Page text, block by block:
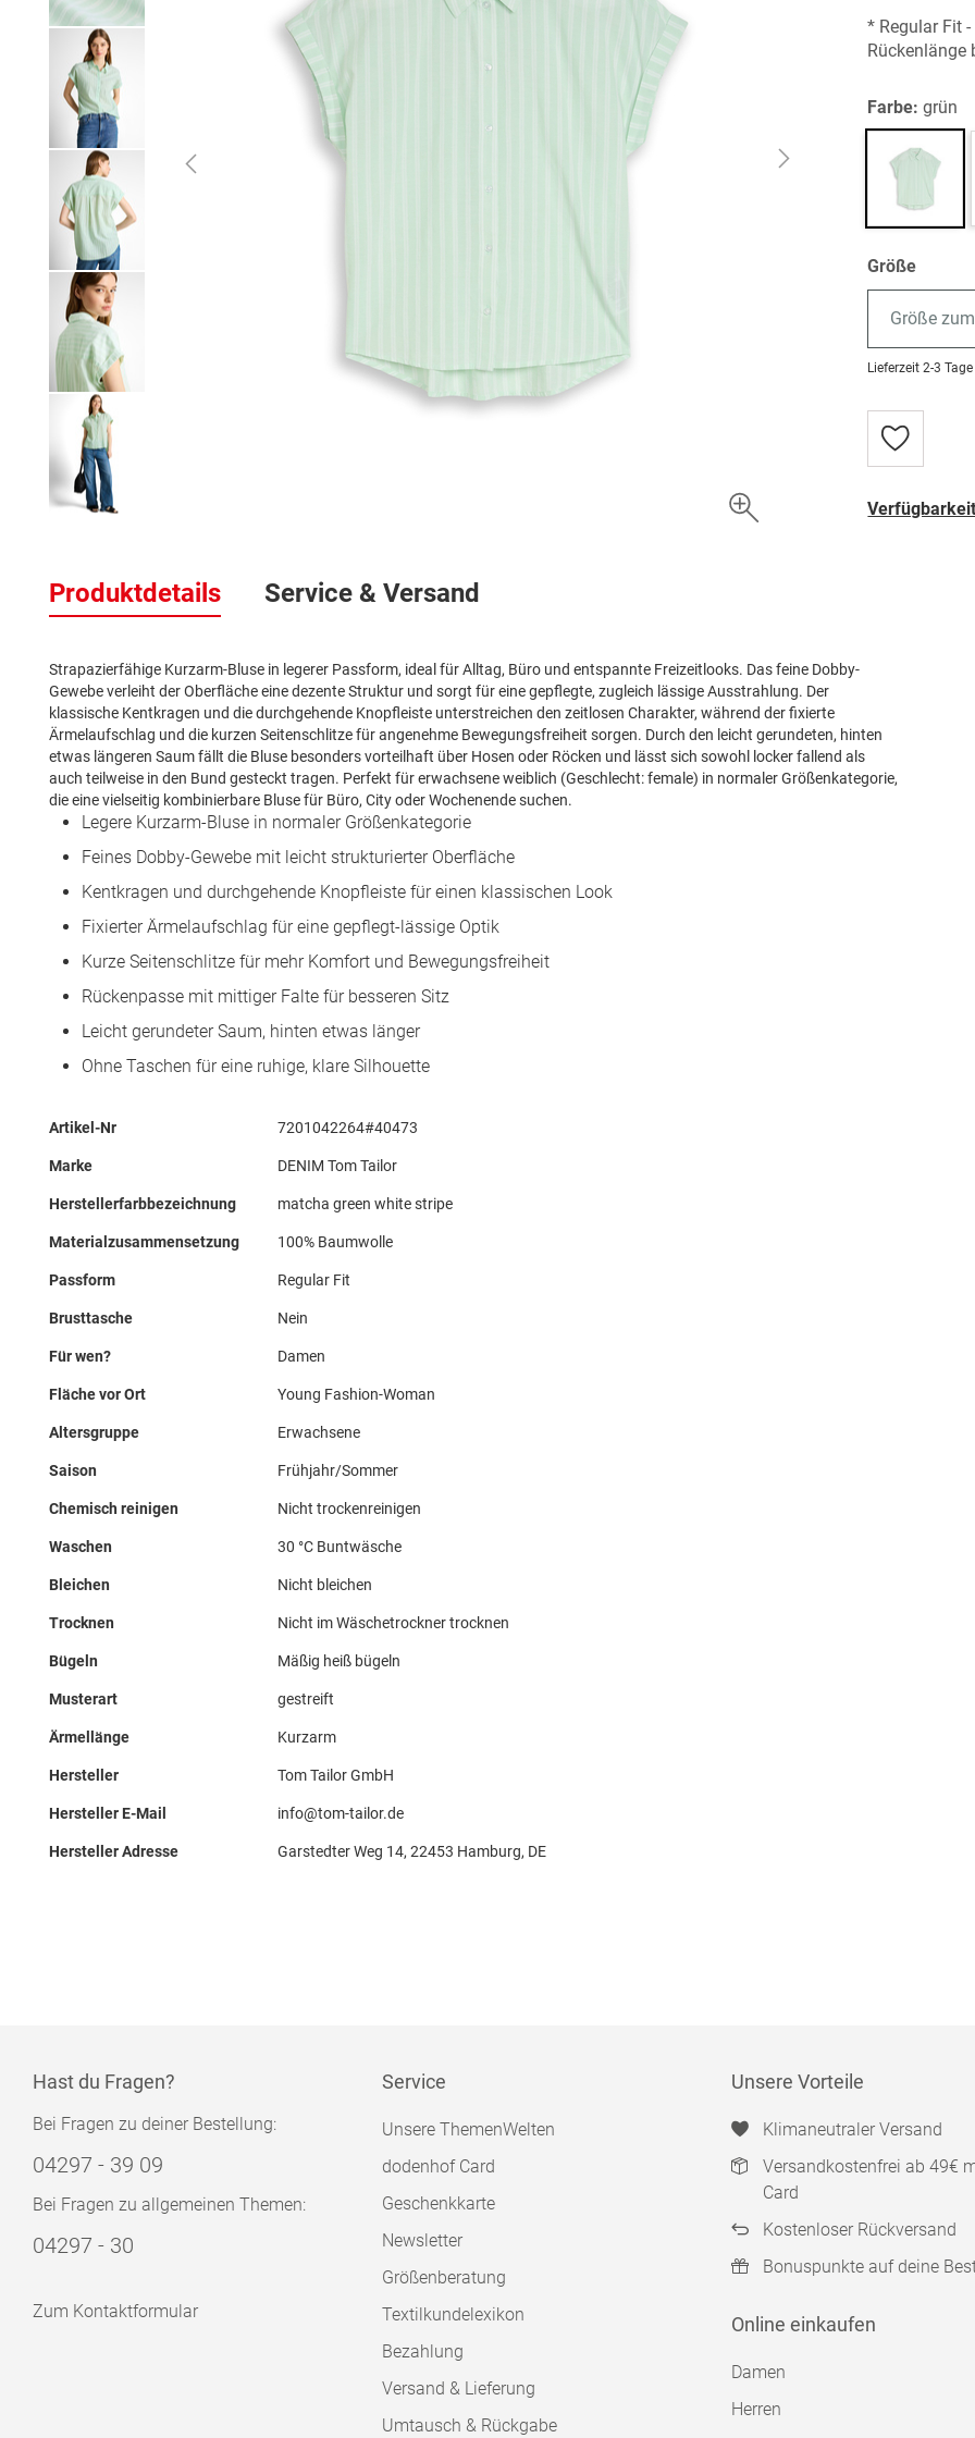
der
Bildergalerie
* Regular Fit
Rückenlänge
Farbe:grün
Größe
Größe
Lieferzeit 2-3 Tage
Zur
Wunschliste
Produktdetails
Strapazierfähige Kurzarm-Bluse in legerer Passform, ideal für Alltag, Büro und entspannte Freizeitlooks. Das feine Dobby-
Gewebe verleiht der Oberfläche eine dezente Struktur und sorgt für eine gepflegte, zugleich lässige Ausstrahlung. Der
klassische Kentkragen und die durchgehende Knopfleiste unterstreichen den zeitlosen Charakter, während der fixierte
Ärmelaufschlag und die kurzen Seitenschlitze für angenehme Bewegungsfreiheit sorgen. Durch den leicht gerundeten, hinten
etwas längeren Saum fällt die Bluse besonders vorteilhaft über Hosen oder Röcken und lässt sich sowohl locker fallend als
auch teilweise in den Bund gesteckt tragen. Perfekt für erwachsene weiblich (Geschlecht: female) in normaler Größenkategorie,
die eine vielseitig kombinierbare Bluse für Büro, City oder Wochenende suchen.
Legere Kurzarm-Bluse in normaler Größenkategorie
Feines Dobby-Gewebe mit leicht strukturierter Oberfläche
Kentkragen und durchgehende Knopfleiste für einen klassischen Look
Fixierter Ärmelaufschlag für eine gepflegt-lässige Optik
Kurze Seitenschlitze für mehr Komfort und Bewegungsfreiheit
Rückenpasse mit mittiger Falte für besseren Sitz
Leicht gerundeter Saum, hinten etwas länger
Ohne Taschen für eine ruhige, klare Silhouette
Mehr
Artikel-Nr 7201042264#40473
Marke DENIM Tom Tailor
Herstellerfarbbezeichnung matcha green white stripe
Materialzusammensetzung 100% Baumwolle
Passform Regular Fit
Brusttasche Nein
Für wen? Damen
Fläche vor Ort Young Fashion-Woman
Altersgruppe Erwachsene
Saison Frühjahr/Sommer
Chemisch reinigen Nicht trockenreinigen
Waschen 30 °C Buntwäsche
Bleichen Nicht bleichen
Trocknen Nicht im Wäschetrockner trocknen
Bügeln Mäßig heiß bügeln
Musterart gestreift
Ärmellänge Kurzarm
Hersteller Tom Tailor GmbH
Hersteller E-Mail info@tom-tailor.de
Hersteller Adresse Garstedter Weg 14, 22453 Hamburg, DE
Service & Versand
Hast du Fragen?
Bei Fragen zu deiner Bestellung:
04297 - 39 09
Bei Fragen zu allgemeinen Themen:
04297 - 30
Zum Kontaktformular
Service
Unsere ThemenWelten
dodenhof Card
Geschenkkarte
Newsletter
Größenberatung
Textilkundelexikon
Bezahlung
Versand & Lieferung
Umtausch & Rückgabe
Unsere Vorteile
Klimaneutraler Versand
Versandkostenfrei ab 49€
Card
Kostenloser Rückversand
Bonuspunkte auf deine
Online einkaufen
Damen
Herren